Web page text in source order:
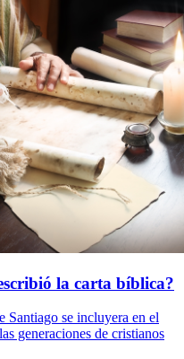
la carta bíblica?
Santiago se incluyera en el
generaciones de cristianos